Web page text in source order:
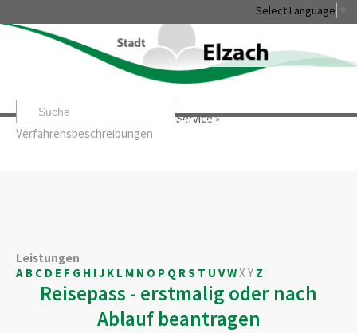
Select Language
Startseite» »Service»
Verfahrensbeschreibungen
Leben & Erleben Rathaus & Service
Leistungen
A B C D E F G H IJ K L M N O P Q RS T U VWXY Z
Reisepass - erstmalig oder nach
Ablauf beantragen